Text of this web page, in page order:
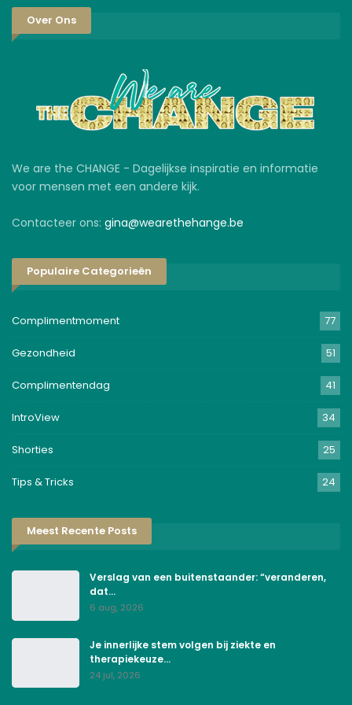
Over Ons
We are the CHANGE - Dagelijkse inspiratie en informatie
voor mensen met een andere kijk.
Contacteer ons: gina@wearethehange.be
Populaire Categorieën
Complimentmoment 77
Gezondheid 51
Complimentendag 41
IntroView 34
Shorties 25
Tips & Tricks 24
Meest Recente Posts
Verslag van een buitenstaander: “veranderen,
dat…
6 aug, 2026
Je innerlijke stem volgen bij ziekte en
therapiekeuze…
24 jul, 2026